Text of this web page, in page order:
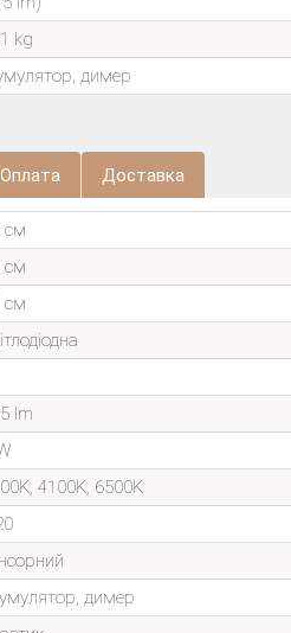
kg
димер
Оплата Доставка
см
см
см
lm
4100K, 6500K
димер